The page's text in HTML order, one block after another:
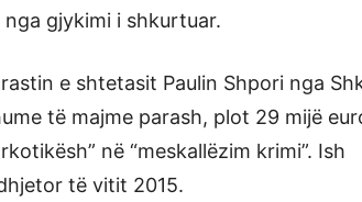
gjykimi i shkurtuar.
e shtetasit Paulin Shpori nga
të majme parash, plot 29 mijë
në “meskallëzim krimi”. Ish
të vitit 2015.